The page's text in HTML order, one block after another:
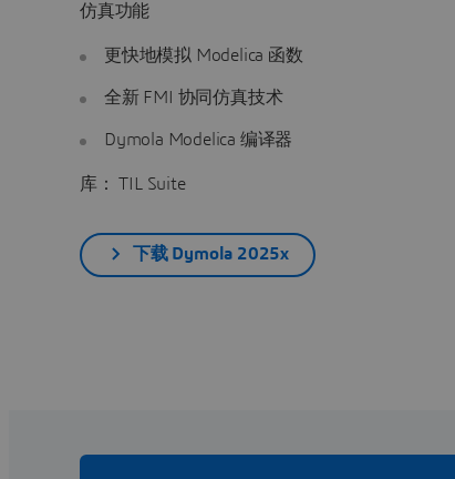
仿真功能
更快地模拟 Modelica 函数
全新 FMI 协同仿真技术
Dymola Modelica 编译器
库： TIL Suite
下载 Dymola 2025x